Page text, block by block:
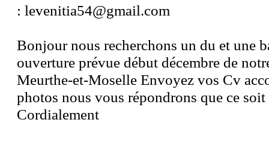
: levenitia54@gmail.com
Bonjour nous recherchons un du et une
ouverture prévue début décembre de
Meurthe-et-Moselle Envoyez vos Cv
photos nous vous répondrons que ce
Cordialement